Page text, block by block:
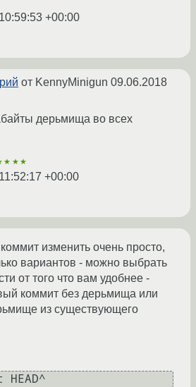
+00:00
от KennyMinigun 09.06.2018
дерьмища во всех
+00:00
изменить очень просто,
вариантов - можно выбрать
от того что вам удобнее -
коммит без дерьмища или
из существующего